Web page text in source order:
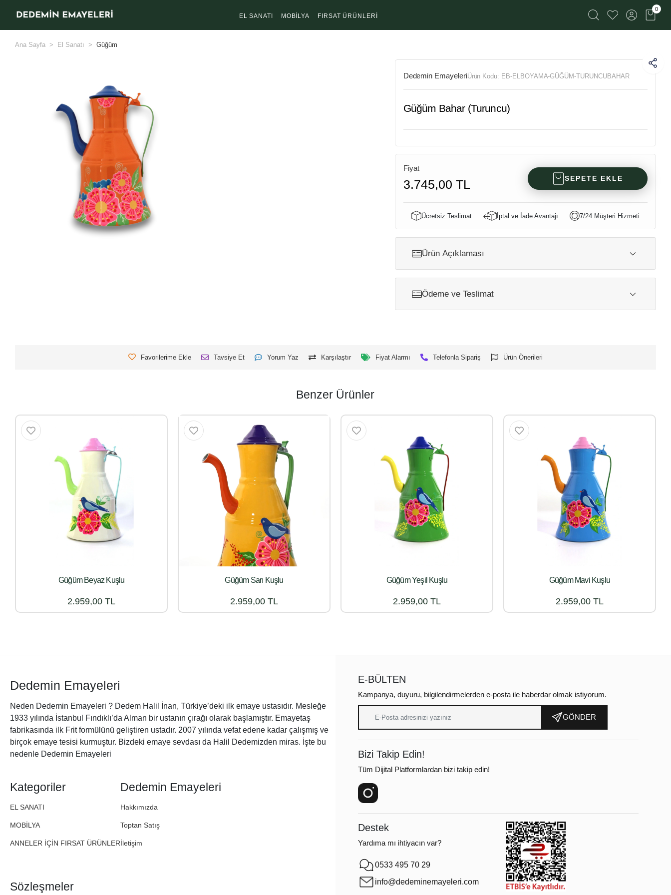
EL SANATI MOBİLYA FIRSAT ÜRÜNLERİ
0
Ana Sayfa El Sanatı Güğüm
Dedemin EmayeleriÜrün Kodu: EB-ELBOYAMA-GÜĞÜM-TURUNCUBAHAR
Güğüm Bahar (Turuncu)
Fiyat
3.745,00 TL SEPETE EKLE
Ücretsiz Teslimat İptal ve İade Avantajı 7/24 Müşteri Hizmeti
Ürün Açıklaması
Ödeme ve Teslimat
Favorilerime Ekle Tavsiye Et Yorum Yaz Karşılaştır Fiyat Alarmı Telefonla Sipariş Ürün Önerileri
Benzer Ürünler
Güğüm Beyaz Kuşlu
2.959,00 TL
Güğüm Sarı Kuşlu
2.959,00 TL
Güğüm Yeşil Kuşlu
2.959,00 TL
Güğüm Mavi Kuşlu
2.959,00 TL
Dedemin Emayeleri
Neden Dedemin Emayeleri ? Dedem Halil İnan, Türkiye’deki ilk emaye ustasıdır. Mesleğe
1933 yılında İstanbul Fındıklı’da Alman bir ustanın çırağı olarak başlamıştır. Emayetaş
fabrikasında ilk Frit formülünü geliştiren ustadır. 2007 yılında vefat edene kadar çalışmış ve
birçok emaye tesisi kurmuştur. Bizdeki emaye sevdası da Halil Dedemizden miras. İşte bu
nedenle Dedemin Emayeleri
Kategoriler
EL SANATI
MOBİLYA
ANNELER İÇİN FIRSAT ÜRÜNLER
Dedemin Emayeleri
Hakkımızda
Toptan Satış
İletişim
Sözleşmeler
E-BÜLTEN
Kampanya, duyuru, bilgilendirmelerden e-posta ile haberdar olmak istiyorum.
GÖNDER
Bizi Takip Edin!
Tüm Dijital Platformlardan bizi takip edin!
Destek
Yardıma mı ihtiyacın var?
0533 495 70 29
info@dedeminemayeleri.com